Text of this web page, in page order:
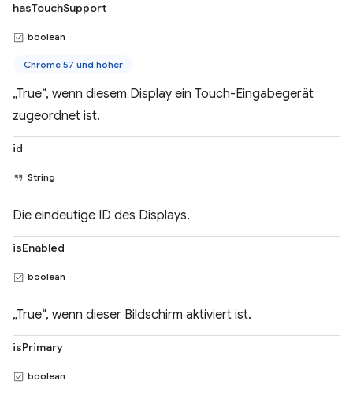
hasTouchSupport
boolean
Chrome 57 und höher
„True“, wenn diesem Display ein Touch-Eingabegerät
zugeordnet ist.
id
String
Die eindeutige ID des Displays.
isEnabled
boolean
„True“, wenn dieser Bildschirm aktiviert ist.
isPrimary
boolean